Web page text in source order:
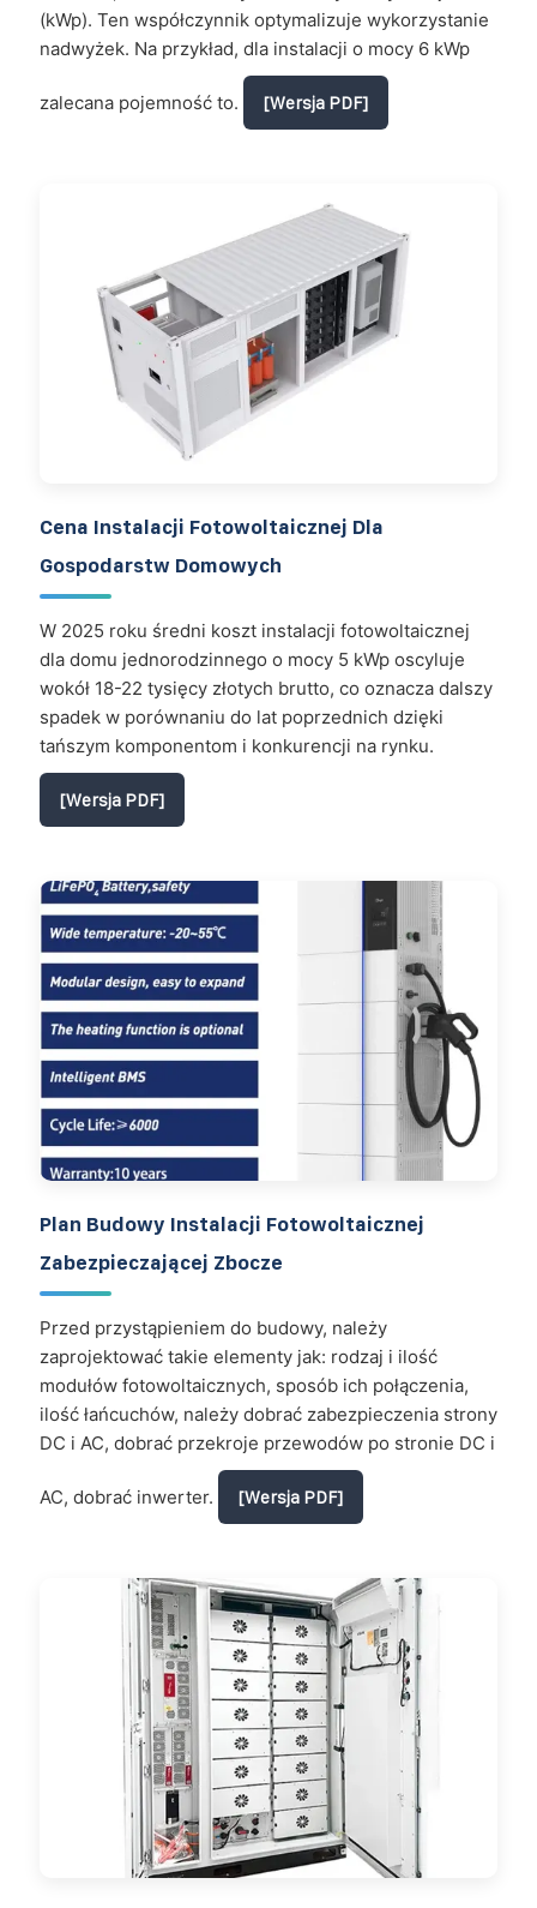
(kWp). Ten współczynnik optymalizuje wykorzystanie
nadwyżek. Na przykład, dla instalacji o mocy 6 kWp
zalecana pojemność to. [Wersja PDF]
Cena Instalacji Fotowoltaicznej Dla
Gospodarstw Domowych
W 2025 roku średni koszt instalacji fotowoltaicznej
dla domu jednorodzinnego o mocy 5 kWp oscyluje
wokół 18-22 tysięcy złotych brutto, co oznacza dalszy
spadek w porównaniu do lat poprzednich dzięki
tańszym komponentom i konkurencji na rynku.
[Wersja PDF]
Plan Budowy Instalacji Fotowoltaicznej
Zabezpieczającej Zbocze
Przed przystąpieniem do budowy, należy
zaprojektować takie elementy jak: rodzaj i ilość
modułów fotowoltaicznych, sposób ich połączenia,
ilość łańcuchów, należy dobrać zabezpieczenia strony
DC i AC, dobrać przekroje przewodów po stronie DC i
AC, dobrać inwerter. [Wersja PDF]